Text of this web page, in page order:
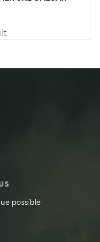
possible